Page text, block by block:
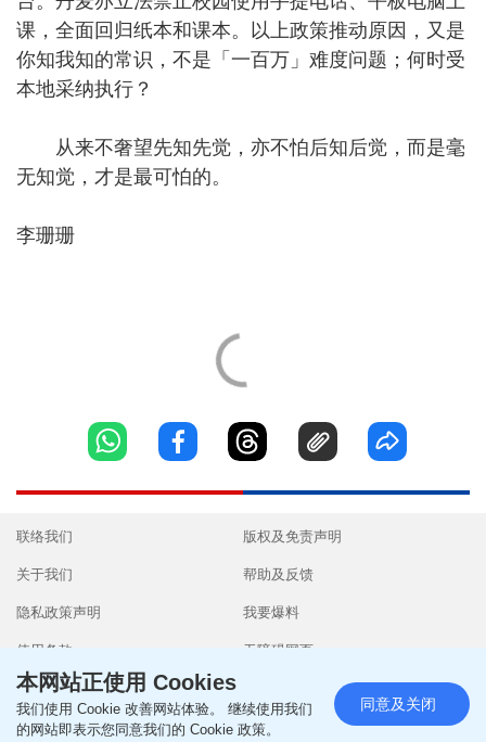
课，全面回归纸本和课本。以上政策推动原因，又是
你知我知的常识，不是「一百万」难度问题；何时受
本地采纳执行？
从来不奢望先知先觉，亦不怕后知后觉，而是毫
无知觉，才是最可怕的。
李珊珊
联络我们
关于我们
隐私政策声明
使用条款
版权及免责声明
帮助及反馈
我要爆料
无障碍网页
Copyright © 2026 SingTao Ltd.All rights reserved.
本网站正使用 Cookies
我们使用 Cookie 改善网站体验。 继续使用我们
的网站即表示您同意我们的 Cookie 政策。
同意及关闭